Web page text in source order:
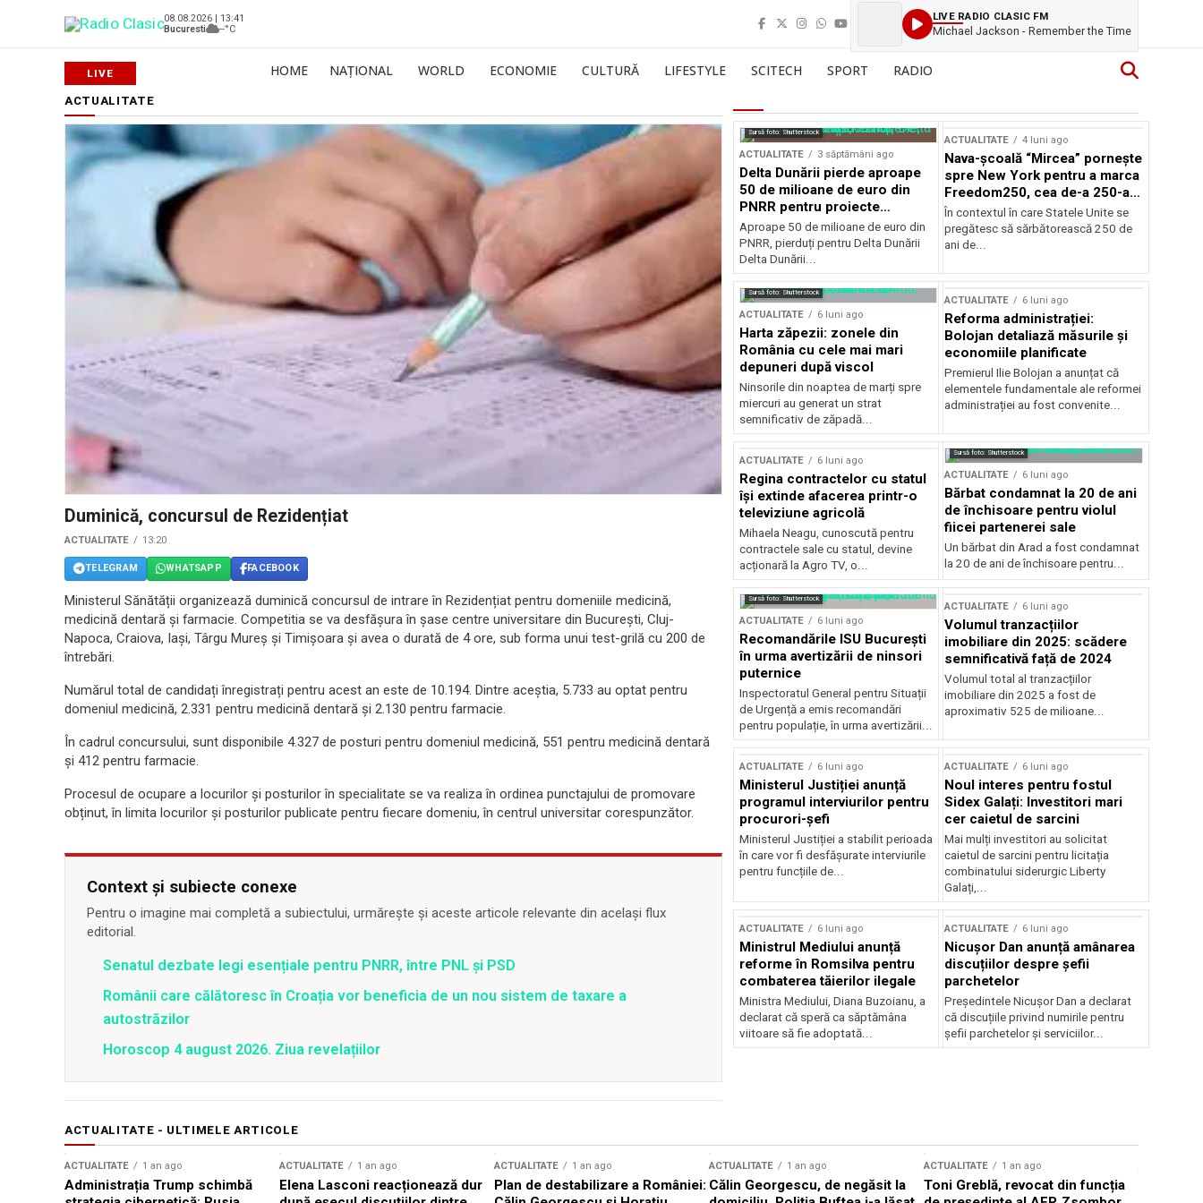
08.08.2026 | 13:41
Bucuresti
--°C
LIVE RADIO CLASIC FM
Michael Jackson - Remember the Time
HOME NAȚIONAL WORLD ECONOMIE CULTURĂ LIFESTYLE SCITECH SPORT RADIO
ACTUALITATE
Duminică, concursul de Rezidențiat
ACTUALITATE 13:20
TELEGRAM WHATSAPP FACEBOOK
Ministerul Sănătății organizează duminică concursul de intrare în Rezidențiat pentru domeniile medicină,
medicină dentară și farmacie. Competitia se va desfășura în șase centre universitare din București, Cluj-
Napoca, Craiova, Iași, Târgu Mureș și Timișoara și avea o durată de 4 ore, sub forma unui test-grilă cu 200 de
întrebări.
Numărul total de candidați înregistrați pentru acest an este de 10.194. Dintre aceștia, 5.733 au optat pentru
domeniul medicină, 2.331 pentru medicină dentară și 2.130 pentru farmacie.
În cadrul concursului, sunt disponibile 4.327 de posturi pentru domeniul medicină, 551 pentru medicină dentară
și 412 pentru farmacie.
Procesul de ocupare a locurilor și posturilor în specialitate se va realiza în ordinea punctajului de promovare
obținut, în limita locurilor și posturilor publicate pentru fiecare domeniu, în centrul universitar corespunzător.
Context și subiecte conexe
Pentru o imagine mai completă a subiectului, urmărește și aceste articole relevante din același flux
editorial.
Senatul dezbate legi esențiale pentru PNRR, între PNL și PSD
Românii care călătoresc în Croația vor beneficia de un nou sistem de taxare a
autostrăzilor
Horoscop 4 august 2026. Ziua revelațiilor
Sursă foto: Shutterstock
ACTUALITATE 3 săptămâni ago
Delta Dunării pierde aproape
50 de milioane de euro din
PNRR pentru proiecte
esențiale
Aproape 50 de milioane de euro din
PNRR, pierduți pentru Delta Dunării
Delta Dunării...
ACTUALITATE 4 luni ago
Nava-școală “Mircea” pornește
spre New York pentru a marca
Freedom250, cea de-a 250-a
aniversare a Statelor Unite
În contextul în care Statele Unite se
pregătesc să sărbătorească 250 de
ani de...
Sursă foto: Shutterstock
ACTUALITATE 6 luni ago
Harta zăpezii: zonele din
România cu cele mai mari
depuneri după viscol
Ninsorile din noaptea de marți spre
miercuri au generat un strat
semnificativ de zăpadă...
ACTUALITATE 6 luni ago
Reforma administrației:
Bolojan detaliază măsurile și
economiile planificate
Premierul Ilie Bolojan a anunțat că
elementele fundamentale ale reformei
administrației au fost convenite...
ACTUALITATE 6 luni ago
Regina contractelor cu statul
își extinde afacerea printr-o
televiziune agricolă
Mihaela Neagu, cunoscută pentru
contractele sale cu statul, devine
acționară la Agro TV, o...
Sursă foto: Shutterstock
ACTUALITATE 6 luni ago
Bărbat condamnat la 20 de ani
de închisoare pentru violul
fiicei partenerei sale
Un bărbat din Arad a fost condamnat
la 20 de ani de închisoare pentru...
Sursă foto: Shutterstock
ACTUALITATE 6 luni ago
Recomandările ISU București
în urma avertizării de ninsori
puternice
Inspectoratul General pentru Situații
de Urgență a emis recomandări
pentru populație, în urma avertizării...
ACTUALITATE 6 luni ago
Volumul tranzacțiilor
imobiliare din 2025: scădere
semnificativă față de 2024
Volumul total al tranzacțiilor
imobiliare din 2025 a fost de
aproximativ 525 de milioane...
ACTUALITATE 6 luni ago
Ministerul Justiției anunță
programul interviurilor pentru
procurori-șefi
Ministerul Justiției a stabilit perioada
în care vor fi desfășurate interviurile
pentru funcțiile de...
ACTUALITATE 6 luni ago
Noul interes pentru fostul
Sidex Galați: Investitori mari
cer caietul de sarcini
Mai mulți investitori au solicitat
caietul de sarcini pentru licitația
combinatului siderurgic Liberty
Galați,...
ACTUALITATE 6 luni ago
Ministrul Mediului anunță
reforme în Romsilva pentru
combaterea tăierilor ilegale
Ministra Mediului, Diana Buzoianu, a
declarat că speră ca săptămâna
viitoare să fie adoptată...
ACTUALITATE 6 luni ago
Nicușor Dan anunță amânarea
discuțiilor despre șefii
parchetelor
Președintele Nicușor Dan a declarat
că discuțiile privind numirile pentru
șefii parchetelor și serviciilor...
ACTUALITATE - ULTIMELE ARTICOLE
ACTUALITATE 1 an ago
Administrația Trump schimbă
ACTUALITATE 1 an ago
Elena Lasconi reacționează dur
ACTUALITATE 1 an ago
Plan de destabilizare a României:
ACTUALITATE 1 an ago
Călin Georgescu, de negăsit la
ACTUALITATE 1 an ago
Toni Greblă, revocat din funcția